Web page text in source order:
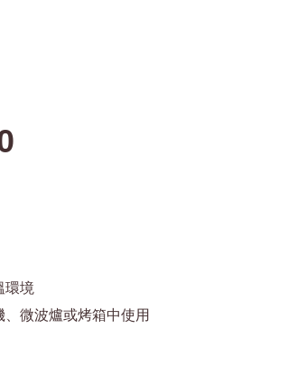
環境
微波爐或烤箱中使用